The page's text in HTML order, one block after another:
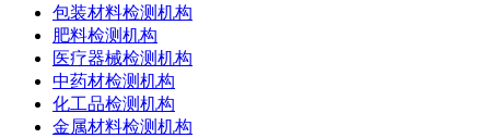
包装材料检测机构
肥料检测机构
医疗器械检测机构
中药材检测机构
化工品检测机构
金属材料检测机构